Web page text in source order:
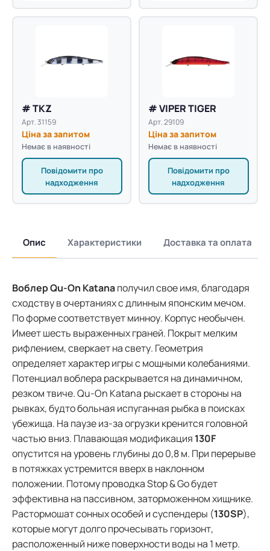
# TKZ
Арт. 31159
Ціна за запитом
Немає в наявності
Повідомити про
надходження
# VIPER TIGER
Арт. 29109
Ціна за запитом
Немає в наявності
Повідомити про
надходження
Опис Характеристики Доставка та оплата
Воблер Qu-On Katanaполучил свое имя, благодаря
сходству в очертаниях с длинным японским мечом.
По форме соответствует минноу. Корпус необычен.
Имеет шесть выраженных граней. Покрыт мелким
рифлением, сверкает на свету. Геометрия
определяет характер игры с мощными колебаниями.
Потенциал воблера раскрывается на динамичном,
резком твиче. Qu-On Katana рыскает в стороны на
рывках, будто больная испуганная рыбка в поисках
убежища. На паузе из-за огрузки кренится головной
частью вниз. Плавающая модификация 130F
опустится на уровень глубины до 0,8 м. При перерыве
в потяжках устремится вверх в наклонном
положении. Потому проводка Stop & Go будет
эффективна на пассивном, заторможенном хищнике.
Растормошат сонных особей и суспендеры (130SP),
которые могут долго прочесывать горизонт,
расположенный ниже поверхности воды на 1 метр.